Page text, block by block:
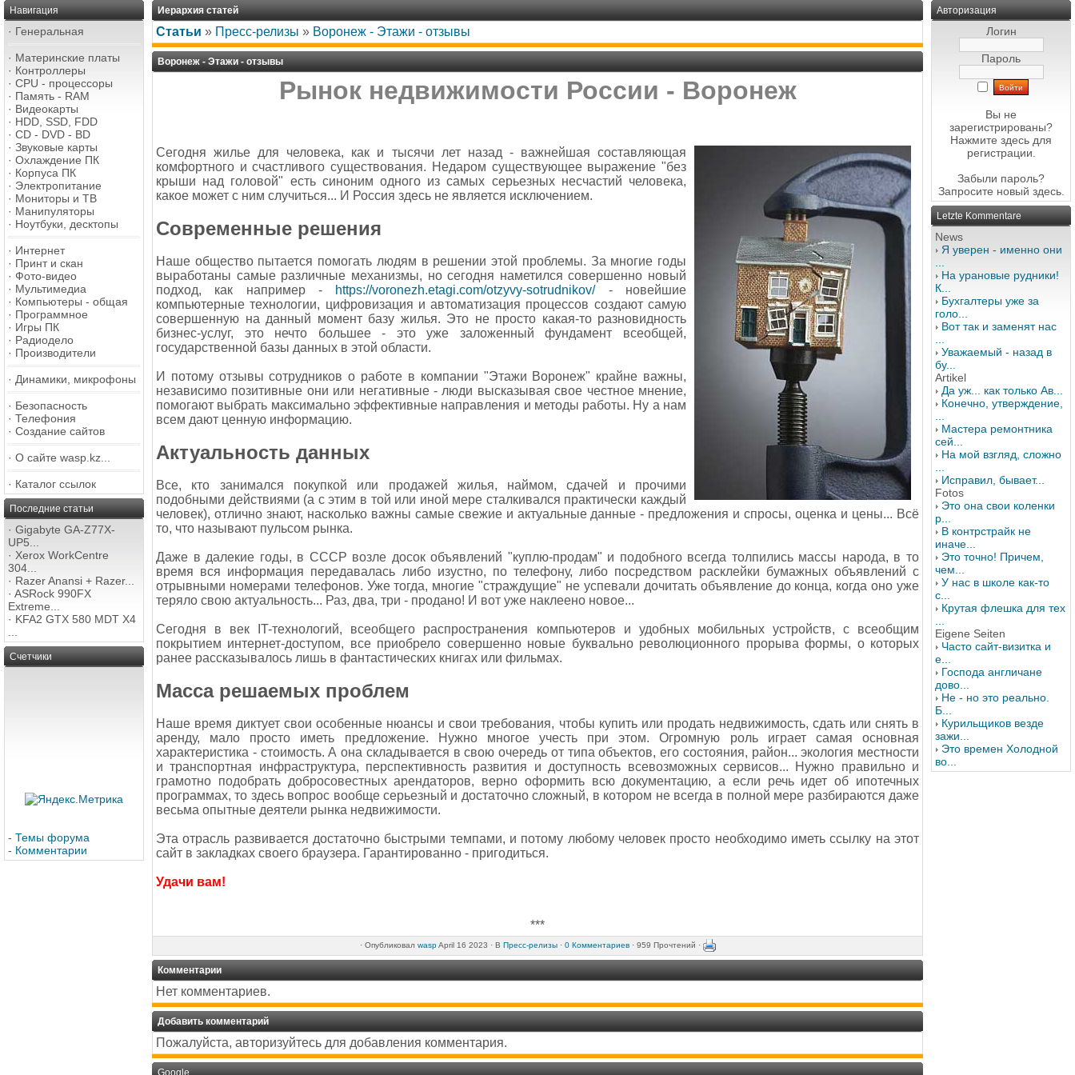
Навигация
· Генеральная
· Материнские платы
· Контроллеры
· CPU - процессоры
· Память - RAM
· Видеокарты
· HDD, SSD, FDD
· CD - DVD - BD
· Звуковые карты
· Охлаждение ПК
· Корпуса ПК
· Электропитание
· Мониторы и ТВ
· Манипуляторы
· Ноутбуки, десктопы
· Интернет
· Принт и скан
· Фото-видео
· Мультимедиа
· Компьютеры - общая
· Программное
· Игры ПК
· Радиодело
· Производители
· Динамики, микрофоны
· Безопасность
· Телефония
· Создание сайтов
· О сайте wasp.kz...
· Каталог ссылок
Последние статьи
· Gigabyte GA-Z77X-
UP5...
· Xerox WorkCentre
304...
· Razer Anansi + Razer...
· ASRock 990FX
Extreme...
· KFA2 GTX 580 MDT X4
Счетчики
- Темы форума
- Комментарии
Иерархия статей
Статьи » Пресс-релизы » Воронеж - Этажи - отзывы
Воронеж - Этажи - отзывы
Рынок недвижимости России - Воронеж
Сегодня жилье для человека, как и тысячи лет назад - важнейшая составляющая
комфортного и счастливого существования. Недаром существующее выражение "без
крыши над головой" есть синоним одного из самых серьезных несчастий человека,
какое может с ним случиться... И Россия здесь не является исключением.
Современные решения
Наше общество пытается помогать людям в решении этой проблемы. За многие годы
выработаны самые различные механизмы, но сегодня наметился совершенно новый
подход, как например - https://voronezh.etagi.com/otzyvy-sotrudnikov/- новейшие
компьютерные технологии, цифровизация и автоматизация процессов создают самую
совершенную на данный момент базу жилья. Это не просто какая-то разновидность
бизнес-услуг, это нечто большее - это уже заложенный фундамент всеобщей,
государственной базы данных в этой области.
И потому отзывы сотрудников о работе в компании "Этажи Воронеж" крайне важны,
независимо позитивные они или негативные - люди высказывая свое честное мнение,
помогают выбрать максимально эффективные направления и методы работы. Ну а нам
всем дают ценную информацию.
Актуальность данных
Все, кто занимался покупкой или продажей жилья, наймом, сдачей и прочими
подобными действиями (а с этим в той или иной мере сталкивался практически каждый
человек), отлично знают, насколько важны самые свежие и актуальные данные - предложения и спросы, оценка и цены... Всё
то, что называют пульсом рынка.
Даже в далекие годы, в СССР возле досок объявлений "куплю-продам" и подобного всегда толпились массы народа, в то
время вся информация передавалась либо изустно, по телефону, либо посредством расклейки бумажных объявлений с
отрывными номерами телефонов. Уже тогда, многие "страждущие" не успевали дочитать объявление до конца, когда оно уже
теряло свою актуальность... Раз, два, три - продано! И вот уже наклеено новое...
Сегодня в век IT-технологий, всеобщего распространения компьютеров и удобных мобильных устройств, с всеобщим
покрытием интернет-доступом, все приобрело совершенно новые буквально революционного прорыва формы, о которых
ранее рассказывалось лишь в фантастических книгах или фильмах.
Масса решаемых проблем
Наше время диктует свои особенные нюансы и свои требования, чтобы купить или продать недвижимость, сдать или снять в
аренду, мало просто иметь предложение. Нужно многое учесть при этом. Огромную роль играет самая основная
характеристика - стоимость. А она складывается в свою очередь от типа объектов, его состояния, район... экология местности
и транспортная инфраструктура, перспективность развития и доступность всевозможных сервисов... Нужно правильно и
грамотно подобрать добросовестных арендаторов, верно оформить всю документацию, а если речь идет об ипотечных
программах, то здесь вопрос вообще серьезный и достаточно сложный, в котором не всегда в полной мере разбираются даже
весьма опытные деятели рынка недвижимости.
Эта отрасль развивается достаточно быстрыми темпами, и потому любому человек просто необходимо иметь ссылку на этот
сайт в закладках своего браузера. Гарантированно - пригодиться.
Удачи вам!
***
· Опубликовал waspApril 16 2023 · В Пресс-релизы· 0 Комментариев· 959 Прочтений ·
Комментарии
Нет комментариев.
Добавить комментарий
Пожалуйста, авторизуйтесь для добавления комментария.
Google
Авторизация
Логин
Пароль
Вы не
зарегистрированы?
Нажмите здесь для
регистрации.
Забыли пароль?
Запросите новый здесь.
Letzte Kommentare
News
Я уверен - именно они
На урановые рудники!
К...
Бухгалтеры уже за
голо...
Вот так и заменят нас
Уважаемый - назад в
бу...
Artikel
Да уж... как только Ав...
Конечно, утверждение,
Мастера ремонтника
сей...
На мой взгляд, сложно
Исправил, бывает...
Fotos
Это она свои коленки
р...
В контрстрайк не
иначе...
Это точно! Причем,
чем...
У нас в школе как-то
с...
Крутая флешка для тех
Eigene Seiten
Часто сайт-визитка и
е...
Господа англичане
дово...
Не - но это реально.
Б...
Курильщиков везде
зажи...
Это времен Холодной
во...